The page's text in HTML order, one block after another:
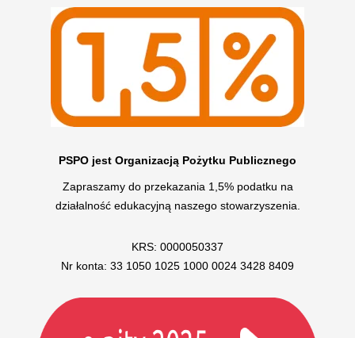
PSPO jest Organizacją Pożytku Publicznego
Zapraszamy do przekazania 1,5% podatku na
działalność edukacyjną naszego stowarzyszenia.
KRS: 0000050337
Nr konta: 33 1050 1025 1000 0024 3428 8409